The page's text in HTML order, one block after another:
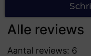
Alle reviews
Aantal reviews: 6